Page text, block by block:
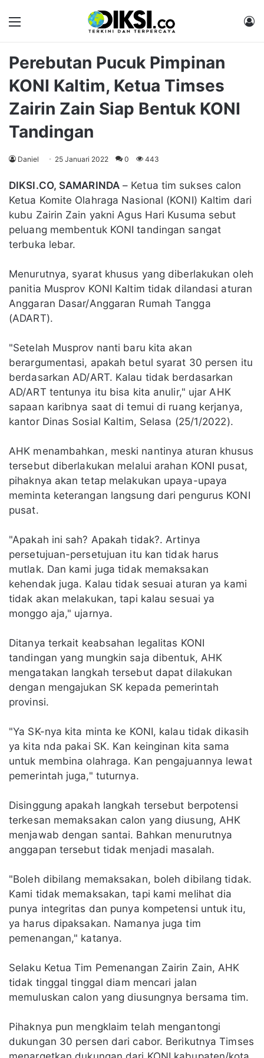
Perebutan Pucuk Pimpinan
KONI Kaltim, Ketua Timses
Zairin Zain Siap Bentuk KONI
Tandingan
Daniel 25 Januari 2022 0 443
DIKSI.CO, SAMARINDA– Ketua tim sukses calon
Ketua Komite Olahraga Nasional (KONI) Kaltim dari
kubu Zairin Zain yakni Agus Hari Kusuma sebut
peluang membentuk KONI tandingan sangat
terbuka lebar.
Menurutnya, syarat khusus yang diberlakukan oleh
panitia Musprov KONI Kaltim tidak dilandasi aturan
Anggaran Dasar/Anggaran Rumah Tangga
(ADART).
"Setelah Musprov nanti baru kita akan
berargumentasi, apakah betul syarat 30 persen itu
berdasarkan AD/ART. Kalau tidak berdasarkan
AD/ART tentunya itu bisa kita anulir," ujar AHK
sapaan karibnya saat di temui di ruang kerjanya,
kantor Dinas Sosial Kaltim, Selasa (25/1/2022).
AHK menambahkan, meski nantinya aturan khusus
tersebut diberlakukan melalui arahan KONI pusat,
pihaknya akan tetap melakukan upaya-upaya
meminta keterangan langsung dari pengurus KONI
pusat.
"Apakah ini sah? Apakah tidak?. Artinya
persetujuan-persetujuan itu kan tidak harus
mutlak. Dan kami juga tidak memaksakan
kehendak juga. Kalau tidak sesuai aturan ya kami
tidak akan melakukan, tapi kalau sesuai ya
monggo aja," ujarnya.
Ditanya terkait keabsahan legalitas KONI
tandingan yang mungkin saja dibentuk, AHK
mengatakan langkah tersebut dapat dilakukan
dengan mengajukan SK kepada pemerintah
provinsi.
"Ya SK-nya kita minta ke KONI, kalau tidak dikasih
ya kita nda pakai SK. Kan keinginan kita sama
untuk membina olahraga. Kan pengajuannya lewat
pemerintah juga," tuturnya.
Disinggung apakah langkah tersebut berpotensi
terkesan memaksakan calon yang diusung, AHK
menjawab dengan santai. Bahkan menurutnya
anggapan tersebut tidak menjadi masalah.
"Boleh dibilang memaksakan, boleh dibilang tidak.
Kami tidak memaksakan, tapi kami melihat dia
punya integritas dan punya kompetensi untuk itu,
ya harus dipaksakan. Namanya juga tim
pemenangan," katanya.
Selaku Ketua Tim Pemenangan Zairin Zain, AHK
tidak tinggal tinggal diam mencari jalan
memuluskan calon yang diusungnya bersama tim.
Pihaknya pun mengklaim telah mengantongi
dukungan 30 persen dari cabor. Berikutnya Timses